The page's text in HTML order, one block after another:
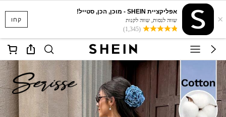
קחו ×
אפליקציית SHEIN - מוכן, הכן, סטייל!
שווה לנסות, שווה לקנות
(1,345)